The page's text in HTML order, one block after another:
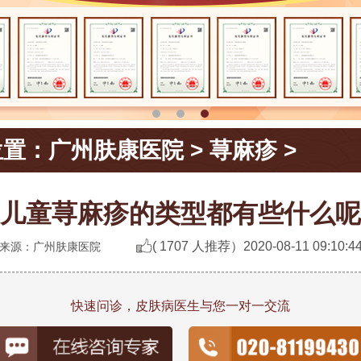
： 广州肤康医院> 荨麻疹>
儿童荨麻疹的类型都有些什么呢
源：广州肤康医院 ( 1707 人推荐） 2020-08-11
快速问诊，皮肤病医生与您一对一交流